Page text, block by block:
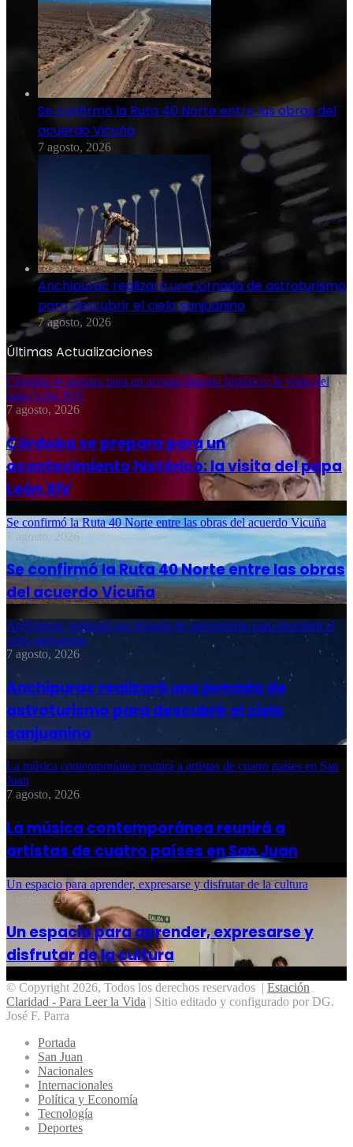
Se confirmó la Ruta 40 Norte entre las obras del
acuerdo Vicuña
7 agosto, 2026
Anchipurac realizará una jornada de astroturismo
para descubrir el cielo sanjuanino
7 agosto, 2026
Últimas Actualizaciones
Córdoba se prepara para un acontecimiento histórico: la visita del
papa León XIV
7 agosto, 2026
Córdoba se prepara para un
acontecimiento histórico: la visita del papa
León XIV
Se confirmó la Ruta 40 Norte entre las obras del acuerdo Vicuña
7 agosto, 2026
Se confirmó la Ruta 40 Norte entre las obras
del acuerdo Vicuña
Anchipurac realizará una jornada de astroturismo para descubrir el
cielo sanjuanino
7 agosto, 2026
Anchipurac realizará una jornada de
astroturismo para descubrir el cielo
sanjuanino
La música contemporánea reunirá a artistas de cuatro países en San
Juan
7 agosto, 2026
La música contemporánea reunirá a
artistas de cuatro países en San Juan
Un espacio para aprender, expresarse y disfrutar de la cultura
7 agosto, 2026
Un espacio para aprender, expresarse y
disfrutar de la cultura
© Copyright 2026, Todos los derechos reservados | Estación
Claridad - Para Leer la Vida | Sitio editado y configurado por DG.
José F. Parra
Portada
San Juan
Nacionales
Internacionales
Política y Economía
Tecnología
Deportes